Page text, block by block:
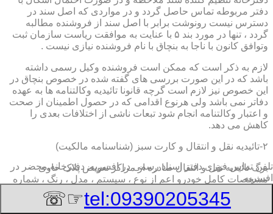
دفتر مربوطه تماس حاصل گردد و در مواردی که اصل سند در
دسترس نیست رونوشت برابر با اصل سند از فروشنده مطالبه
گردد ، تنها در مورد بند ۵ با عنایت به موافقت ریاست سازمان ثبت
وتوافق کانون با ناجا به بنچاق با نام فروشنده نیازی نیست .
لازم به ذکر است که ممکن است فروشنده وکیل رسمی داشته
باشد که در این صورت بررسی های گفته شده در خصوص بنچاق در
این خصوص نیز لازم است گرچه قانونا تائیدیه وکالتنامه ها به عهده
دفاتر نمی باشد ولی هرنوع اقدامی که در حصول اطمینان از صحت
و اعتبار وکالتنامه انجام شود تبعات ناشی از اختلافات بعدی را
کاهش می دهد.
۲-تائیدیه نقل و انتقال و کارت سبز (شناسنامه مالکیت)
برگ تائیدیه نقل و انتقال صادره از مراکز تعویض پلاک حاوی
مشخصات کامل خودرو اعم از نوع ، سیستم ، مدل ، رنگ ، شماره
صدر صفحه و مشخصات فروشنده و خریدار اعم از مشخصات
تلفن تماس فوریدفتر اسناد رسمی در افسریه, دفترخانه,محضر در
افسریه
tel:09390205345
☞☏